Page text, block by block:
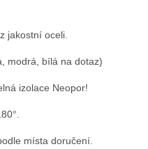
jakostní oceli.
modrá, bílá na dotaz)
izolace Neopor!
místa doručení.